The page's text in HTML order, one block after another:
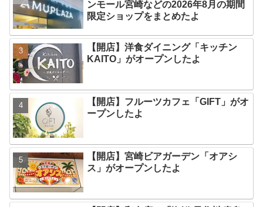
ンモール宮崎などの2026年8月の期間
限定ショップをまとめたよ
【開店】洋食ダイニング「キッチン
KAITO」がオープンしたよ
【開店】フルーツカフェ「GIFT」がオ
ープンしたよ
【開店】宮崎ビアガーデン「オアシ
ス」がオープンしたよ